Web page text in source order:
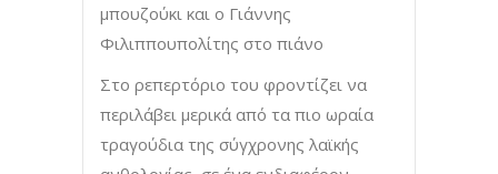
μπουζούκι και ο Γιάννης
Φιλιππουπολίτης στο πιάνο
Στο ρεπερτόριο του φροντίζει να
περιλάβει μερικά από τα πιο ωραία
τραγούδια της σύγχρονης λαϊκής